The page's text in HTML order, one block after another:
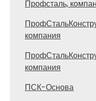
Профсталь,
компания
компания
ПСК-Основа